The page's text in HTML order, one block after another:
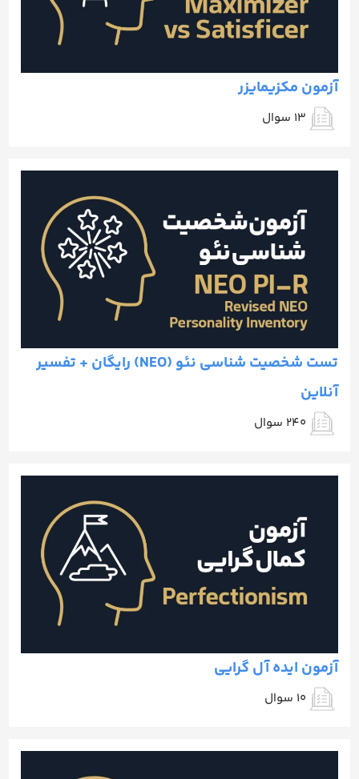
آزمون مکزیمایزر
13 سوال
تست شخصیت شناسی نئو (NEO) رایگان + تفسیر
آنلاین
240 سوال
آزمون ایده آل گرایی
10 سوال